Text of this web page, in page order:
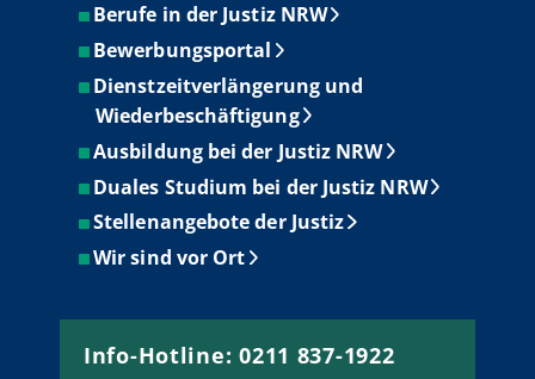
Berufe in der Justiz NRW
Bewerbungsportal
Dienstzeitverlängerung und
Wiederbeschäftigung
Ausbildung bei der Justiz NRW
Duales Studium bei der Justiz NRW
Stellenangebote der Justiz
Wir sind vor Ort
Info-Hotline: 0211 837-1922